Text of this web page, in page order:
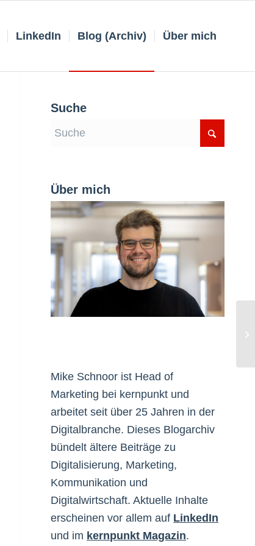
LinkedIn Blog (Archiv) Über mich
Suche
Über mich
Mike Schnoor ist Head of
Marketing bei kernpunkt und
arbeitet seit über 25 Jahren in der
Digitalbranche. Dieses Blogarchiv
bündelt ältere Beiträge zu
Digitalisierung, Marketing,
Kommunikation und
Digitalwirtschaft. Aktuelle Inhalte
erscheinen vor allem auf LinkedIn
und im kernpunkt Magazin.